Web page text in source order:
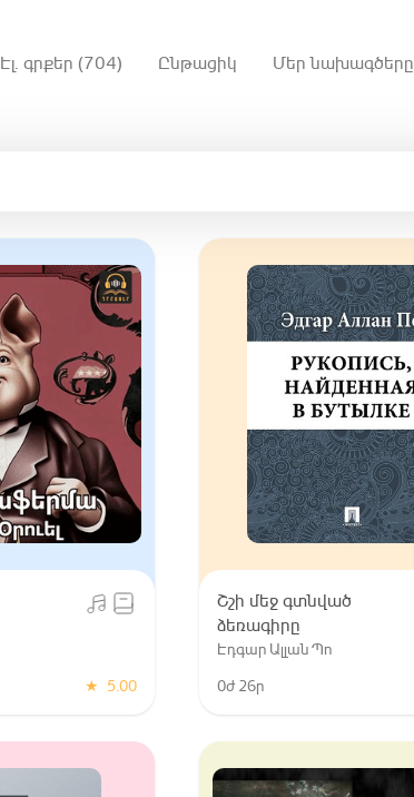
Էլ. գրքեր (704) Ընթացիկ Մեր նախագծերը
★ 5.00
Շշի մեջ գտնված
ձեռագիրը
Էդգար Ալլան Պո
0ժ 26ր